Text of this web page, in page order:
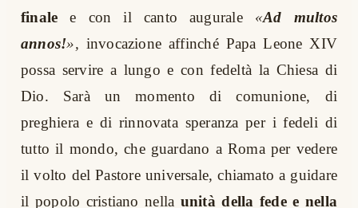
finale
e con il canto augurale «Ad multos
annos!», invocazione affinché Papa Leone XIV
possa servire a lungo e con fedeltà la Chiesa di
Dio. Sarà un momento di comunione, di
preghiera e di rinnovata speranza per i fedeli di
tutto il mondo, che guardano a Roma per vedere
il volto del Pastore universale, chiamato a guidare
il popolo cristiano nella unità della fede e nella